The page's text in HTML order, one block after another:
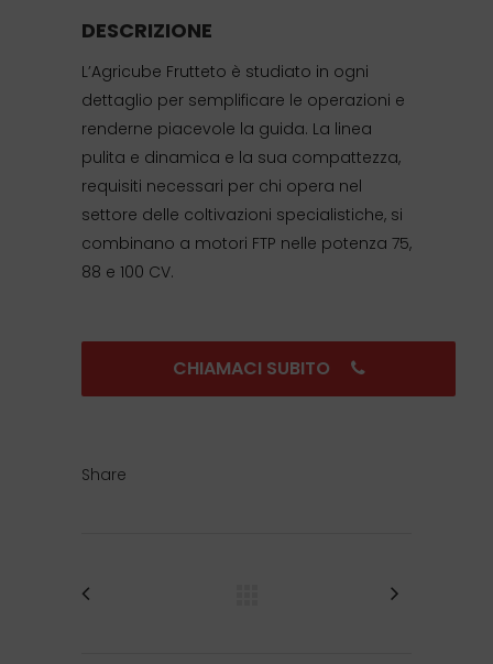
DESCRIZIONE
L’Agricube Frutteto è studiato in ogni
dettaglio per semplificare le operazioni e
renderne piacevole la guida. La linea
pulita e dinamica e la sua compattezza,
requisiti necessari per chi opera nel
settore delle coltivazioni specialistiche, si
combinano a motori FTP nelle potenza 75,
88 e 100 CV.
CHIAMACI SUBITO
Share